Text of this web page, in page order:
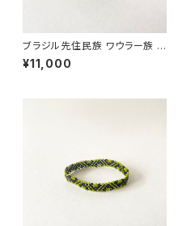
ブラジル先住民族 ワウラー族 ビ
ーズブレスレット 3.7cm幅 内周
17cm
¥11,000